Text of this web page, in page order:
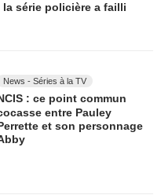
série policière a failli
News - Séries à la TV
: ce point commun
entre Pauley
et son personnage